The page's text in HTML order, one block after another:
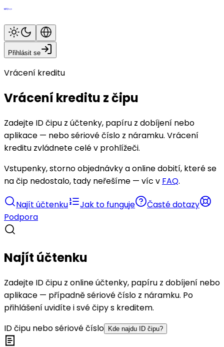
Přihlásit se
Vrácení kreditu
Vrácení kreditu z čipu
Zadejte ID čipu z účtenky, papíru z dobíjení nebo
aplikace — nebo sériové číslo z náramku. Vrácení
kreditu zvládnete celé v prohlížeči.
Vstupenky, storno objednávky a online dobití, které se
na čip nedostalo, tady neřešíme — víc v FAQ.
Najít účtenku Jak to funguje
Časté dotazy
Podpora
Najít účtenku
Zadejte ID čipu z online účtenky, papíru z dobíjení nebo
aplikace — případně sériové číslo z náramku. Po
přihlášení uvidíte i své čipy s kreditem.
ID čipu nebo sériové číslo Kde najdu ID čipu?